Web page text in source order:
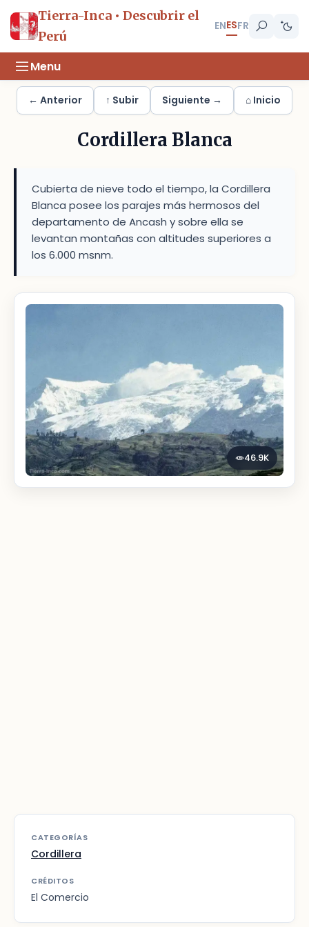
Tierra-Inca • Descubrir el
Perú
ENESFR
Menu
← Anterior ↑ Subir Siguiente → ⌂ Inicio
Cordillera Blanca
Cubierta de nieve todo el tiempo, la Cordillera
Blanca posee los parajes más hermosos del
departamento de Ancash y sobre ella se
levantan montañas con altitudes superiores a
los 6.000 msnm.
46.9K
CATEGORÍAS
Cordillera
CRÉDITOS
El Comercio